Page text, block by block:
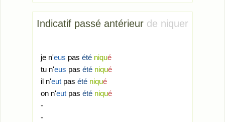
Indicatif passé antérieur de niquer
je n'eus pas été niqué
tu n'eus pas été niqué
il n'eut pas été niqué
on n'eut pas été niqué
-
-